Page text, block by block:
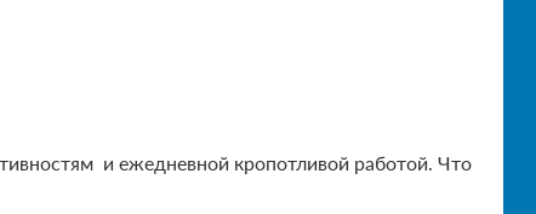
и ежедневной кропотливой работой. Что